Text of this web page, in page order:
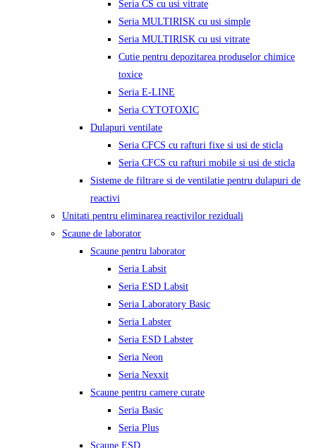
Seria CS cu usi vitrate
Seria MULTIRISK cu usi simple
Seria MULTIRISK cu usi vitrate
Cutie pentru depozitarea produselor chimice
toxice
Seria E-LINE
Seria CYTOTOXIC
Dulapuri ventilate
Seria CFCS cu rafturi fixe si usi de sticla
Seria CFCS cu rafturi mobile si usi de sticla
Sisteme de filtrare si de ventilatie pentru dulapuri de
reactivi
Unitati pentru eliminarea reactivilor reziduali
Scaune de laborator
Scaune pentru laborator
Seria Labsit
Seria ESD Labsit
Seria Laboratory Basic
Seria Labster
Seria ESD Labster
Seria Neon
Seria Nexxit
Scaune pentru camere curate
Seria Basic
Seria Plus
Scaune ESD